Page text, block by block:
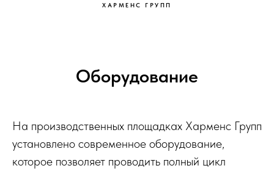
ХАРМЕНС ГРУПП
Оборудование
На производственных площадках Харменс Групп
установлено современное оборудование,
которое позволяет проводить полный цикл